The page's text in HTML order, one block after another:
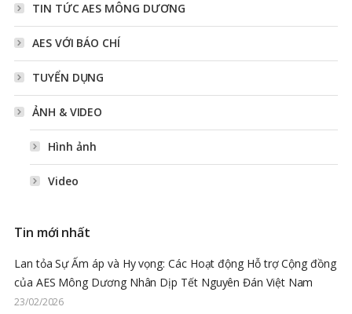
TIN TỨC AES MÔNG DƯƠNG
AES VỚI BÁO CHÍ
TUYỂN DỤNG
ẢNH & VIDEO
Hình ảnh
Video
Tin mới nhất
Lan tỏa Sự Ấm áp và Hy vọng: Các Hoạt động Hỗ trợ Cộng đồng
của AES Mông Dương Nhân Dịp Tết Nguyên Đán Việt Nam
23/02/2026